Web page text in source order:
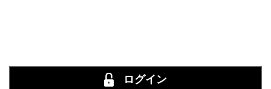
ログイン